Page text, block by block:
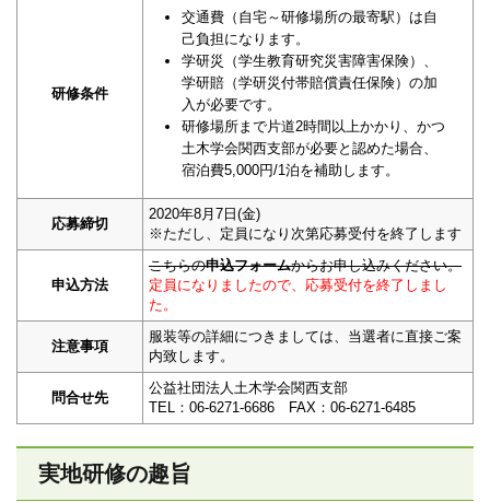
研修条件
交通費（自宅～研修場所の最寄駅）は自
己負担になります。
学研災（学生教育研究災害障害保険）、
学研賠（学研災付帯賠償責任保険）の加
入が必要です。
研修場所まで片道2時間以上かかり、かつ
土木学会関西支部が必要と認めた場合、
宿泊費5,000円/1泊を補助します。
応募締切
2020年8月7日(金)
※ただし、定員になり次第応募受付を終了します
申込方法
こちらの申込フォームからお申し込みください。
定員になりましたので、応募受付を終了しまし
た。
注意事項
服装等の詳細につきましては、当選者に直接ご案
内致します。
問合せ先
公益社団法人土木学会関西支部
TEL：06-6271-6686 FAX：06-6271-6485
実地研修の趣旨